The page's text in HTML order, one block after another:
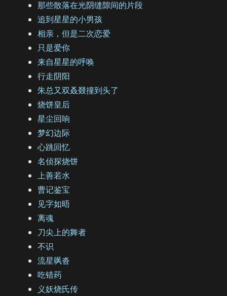
那些散落在光阴缝隙间的片段
追到星星的小男孩
相亲，但是二次恋爱
只是爱你
来自星星的呼唤
行走阴阳
朱总又双叒叕撞到头了
烧饼皇后
星尘回响
梦幻边际
心跳回忆
名侦探烧饼
上善若水
曹记鉴宝
见字如晤
离魂
刀尖上的舞者
不识
流星飒沓
吃错药
义妖烧氏传